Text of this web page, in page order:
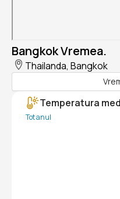
Bangkok Vremea.
Thailanda, Bangkok
Temperatura
Tot anul